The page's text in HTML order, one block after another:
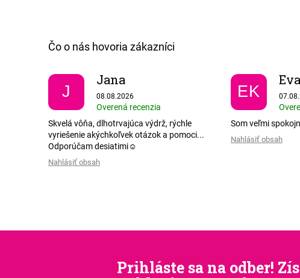
J
Jana
Hodnotenie obchodu je 5 z 5 hviezdičiek.
08.08.2026
Overená recenzia
Skvelá vôňa, dlhotrvajúca výdrž, rýchle
vyriešenie akýchkoľvek otázok a pomoci...
Odporúčam desiatimi☺️
Nahlásiť obsah
EK
Som veľmi
Nahlásiť obsah
Prihláste sa na odber!